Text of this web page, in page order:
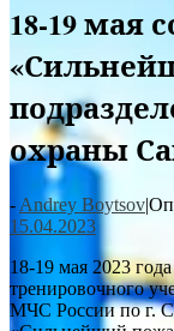
18-19 мая
охраны
- Andrey Boytsov|
15.04.2023
18-19 мая 2023
тренировочного
МЧС России по г.